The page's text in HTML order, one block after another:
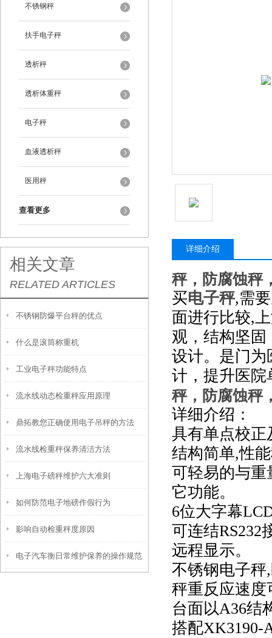
不锈钢秤
扶手电子秤
透析秤
透析体重秤
电子秤
血液透析秤
医用秤
查看更多
相关文章
RELATED ARTICLES
不锈钢防爆平台秤的优点
什么是滚筒称重机
工业电子秤功能特点
流水线动态检重秤应用原理
鼎拓教您正确使用电子吊秤的方法
流水线检重秤保养清洁方法
上海电子磅秤维护六大准则
如何防范电子地磅作假行为
影响自动检重秤度原因
电子汽车衡日常维护保养的操作规范
详细介绍
秤，防腐蚀秤
买电子秤,需
面进行比较,
观，结构坚
设计。是门为
计，提升医院
秤，防腐蚀秤
详细介绍：
具有单点校正
结构简单,性
可轻易的与重
它功能。
6位大字幕
可连结RS232
远程显示。
不锈钢电子秤
秤重反应速度
台面以A36结
搭配XK3190-